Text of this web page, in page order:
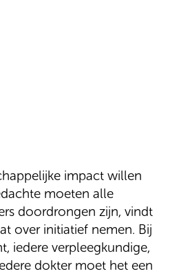
impact willen
moeten alle
doordrongen zijn, vindt
over initiatief nemen. Bij
iedere verpleegkundige,
dokter moet het een